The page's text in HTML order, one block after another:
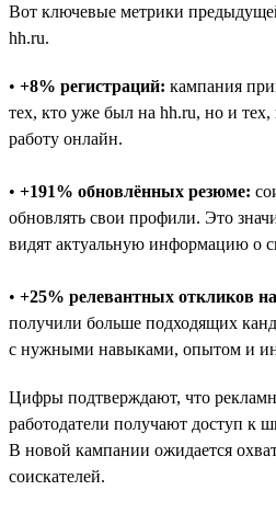
Вот ключевые метрики
hh.ru.
• +8% регистраций: кампания
тех, кто уже был на hh.ru, но и
работу онлайн.
• +191% обновлённых резюме:
обновлять свои профили. Это
видят актуальную информацию о
• +25% релевантных откликов
получили больше подходящих
с нужными навыками, опытом и
Цифры подтверждают, что
работодатели получают доступ к
В новой кампании ожидается
соискателей.